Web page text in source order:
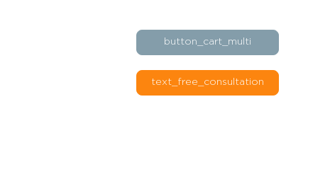
button_cart_multi
text_free_consultation